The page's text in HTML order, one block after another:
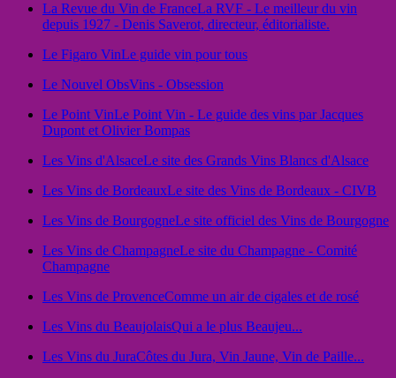
La Revue du Vin de FranceLa RVF - Le meilleur du vin
depuis 1927 - Denis Saverot, directeur, éditorialiste.
Le Figaro VinLe guide vin pour tous
Le Nouvel ObsVins - Obsession
Le Point VinLe Point Vin - Le guide des vins par Jacques
Dupont et Olivier Bompas
Les Vins d'AlsaceLe site des Grands Vins Blancs d'Alsace
Les Vins de BordeauxLe site des Vins de Bordeaux - CIVB
Les Vins de BourgogneLe site officiel des Vins de Bourgogne
Les Vins de ChampagneLe site du Champagne - Comité
Champagne
Les Vins de ProvenceComme un air de cigales et de rosé
Les Vins du BeaujolaisQui a le plus Beaujeu...
Les Vins du JuraCôtes du Jura, Vin Jaune, Vin de Paille...